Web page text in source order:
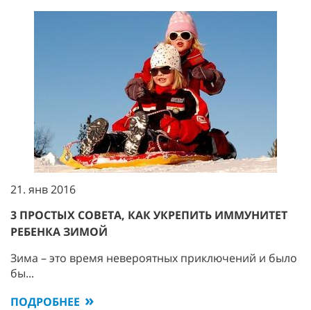
21. янв 2016
3 ПРОСТЫХ СОВЕТА, КАК УКРЕПИТЬ ИММУНИТЕТ
РЕБЕНКА ЗИМОЙ
Зима – это время невероятных приключений и было
бы...
ПОДРОБНЕЕ